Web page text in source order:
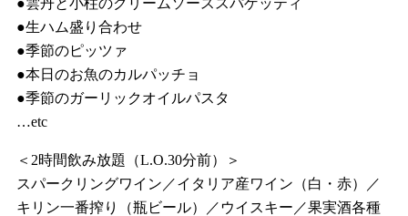
●生ハム盛り合わせ
●季節のピッツァ
●本日のお魚のカルパッチョ
●季節のガーリックオイルパスタ
…etc
＜2時間飲み放題（L.O.30分前）＞
スパークリングワイン／イタリア産ワイン（白・赤）／
キリン一番搾り（瓶ビール）／ウイスキー／果実酒各種